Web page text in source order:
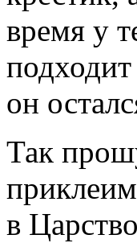
время у
он
Так
в